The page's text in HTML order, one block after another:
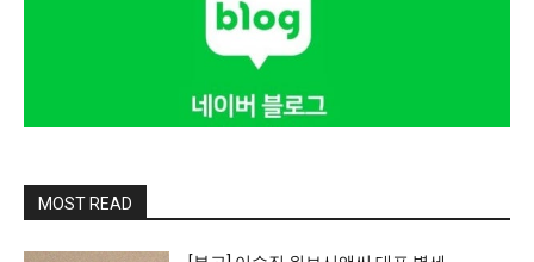
MOST READ